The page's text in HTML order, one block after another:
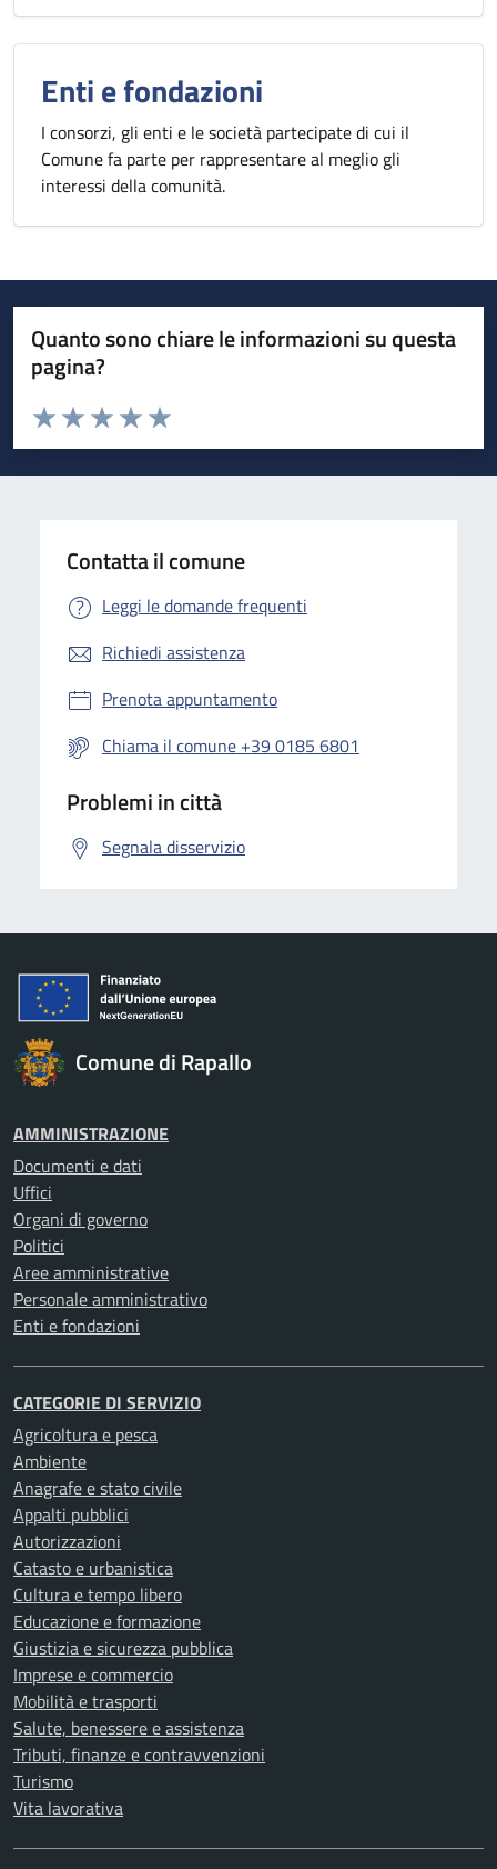
Enti e fondazioni
I consorzi, gli enti e le società partecipate di cui il
Comune fa parte per rappresentare al meglio gli
interessi della comunità.
Quanto sono chiare le informazioni su questa
pagina?
Valuta da 1 a 5 stelle la pagina
Valuta 5 stelle su 5
Valuta 4 stelle su 5
Valuta 3 stelle su 5
Valuta 2 stelle su 5
Valuta 1 stelle su 5
Contatta il comune
Leggi le domande frequenti
Richiedi assistenza
Prenota appuntamento
Chiama il comune +39 0185 6801
Problemi in città
Segnala disservizio
Comune di Rapallo
AMMINISTRAZIONE
Documenti e dati
Uffici
Organi di governo
Politici
Aree amministrative
Personale amministrativo
Enti e fondazioni
CATEGORIE DI SERVIZIO
Agricoltura e pesca
Ambiente
Anagrafe e stato civile
Appalti pubblici
Autorizzazioni
Catasto e urbanistica
Cultura e tempo libero
Educazione e formazione
Giustizia e sicurezza pubblica
Imprese e commercio
Mobilità e trasporti
Salute, benessere e assistenza
Tributi, finanze e contravvenzioni
Turismo
Vita lavorativa